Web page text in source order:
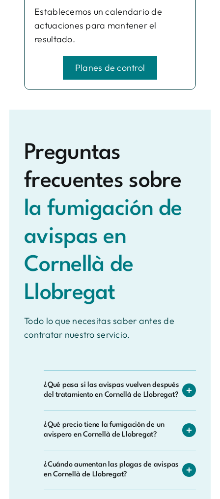
Establecemos un calendario de
actuaciones para mantener el
resultado.
Planes de control
Preguntas
frecuentes sobre
la fumigación de
avispas en
Cornellà de
Llobregat
Todo lo que necesitas saber antes de
contratar nuestro servicio.
¿Qué pasa si las avispas vuelven después
del tratamiento en Cornellà de Llobregat?
el periodo cubierto detecta de nuevo
actividad de avispas en la zona tratada,
volvemos a intervenir sin ningún coste
adicional.
¿Qué precio tiene la fumigación de un
avispero en Cornellà de Llobregat?
del tamaño del avispero, del lugar donde
esté (una terraza no es lo mismo que el
interior de una pared) y de la especie
¿Cuándo aumentan las plagas de avispas
en Cornellà de Llobregat?